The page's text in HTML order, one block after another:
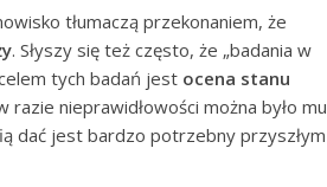
tłumaczą przekonaniem, że
. Słyszy się też często, że „badania w
tych badań jest ocena stanu
nieprawidłowości można było mu
dać jest bardzo potrzebny przyszłym